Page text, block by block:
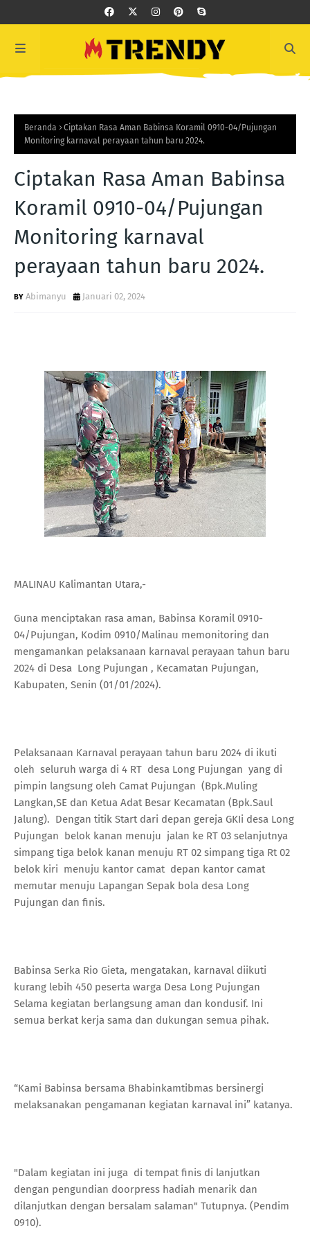
Beranda
Ciptakan Rasa Aman Babinsa Koramil 0910-04/Pujungan
Monitoring karnaval perayaan tahun baru 2024.
Ciptakan Rasa Aman Babinsa
Koramil 0910-04/Pujungan
Monitoring karnaval
perayaan tahun baru 2024.
Abimanyu Januari 02, 2024
MALINAU Kalimantan Utara,-
Guna menciptakan rasa aman, Babinsa Koramil 0910-
04/Pujungan, Kodim 0910/Malinau memonitoring dan
mengamankan pelaksanaan karnaval perayaan tahun baru
2024 di Desa Long Pujungan , Kecamatan Pujungan,
Kabupaten, Senin (01/01/2024).
Pelaksanaan Karnaval perayaan tahun baru 2024 di ikuti
oleh seluruh warga di 4 RT desa Long Pujungan yang di
pimpin langsung oleh Camat Pujungan (Bpk.Muling
Langkan,SE dan Ketua Adat Besar Kecamatan (Bpk.Saul
Jalung). Dengan titik Start dari depan gereja GKIi desa Long
Pujungan belok kanan menuju jalan ke RT 03 selanjutnya
simpang tiga belok kanan menuju RT 02 simpang tiga Rt 02
belok kiri menuju kantor camat depan kantor camat
memutar menuju Lapangan Sepak bola desa Long
Pujungan dan finis.
Babinsa Serka Rio Gieta, mengatakan, karnaval diikuti
kurang lebih 450 peserta warga Desa Long Pujungan
Selama kegiatan berlangsung aman dan kondusif. Ini
semua berkat kerja sama dan dukungan semua pihak.
“Kami Babinsa bersama Bhabinkamtibmas bersinergi
melaksanakan pengamanan kegiatan karnaval ini” katanya.
"Dalam kegiatan ini juga di tempat finis di lanjutkan
dengan pengundian doorpress hadiah menarik dan
dilanjutkan dengan bersalam salaman" Tutupnya. (Pendim
0910).